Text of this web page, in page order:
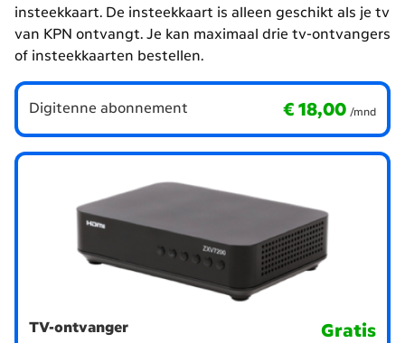
insteekkaart. De insteekkaart is alleen geschikt als je tv
van KPN ontvangt. Je kan maximaal drie tv-ontvangers
of insteekkaarten bestellen.
Digitenne abonnement € 18,00
€ 18,00
per maand /mnd
Welk
ontvanger
TV-ontvanger Gratis